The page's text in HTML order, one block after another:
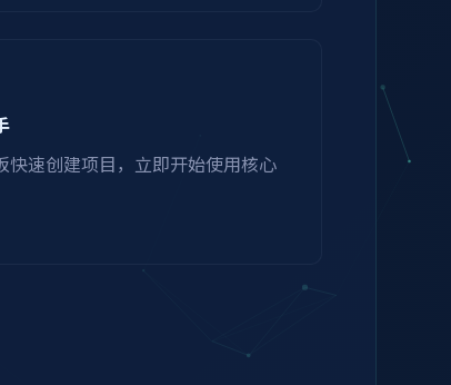
快速创建项目，立即开始使用核心